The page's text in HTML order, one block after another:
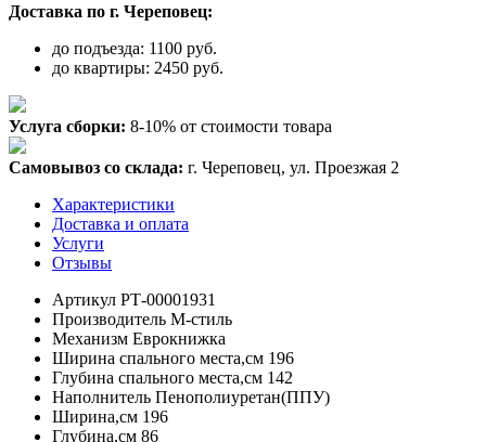
Доставка по г. Череповец:
до подъезда: 1100 руб.
до квартиры: 2450 руб.
Услуга сборки: 8-10% от стоимости товара
Самовывоз со склада: г. Череповец, ул. Проезжая 2
Характеристики
Доставка и оплата
Услуги
Отзывы
Артикул РТ-00001931
Производитель М-стиль
Механизм Еврокнижка
Ширина спального места,см 196
Глубина спального места,см 142
Наполнитель Пенополиуретан(ППУ)
Ширина,см 196
Глубина,см 86